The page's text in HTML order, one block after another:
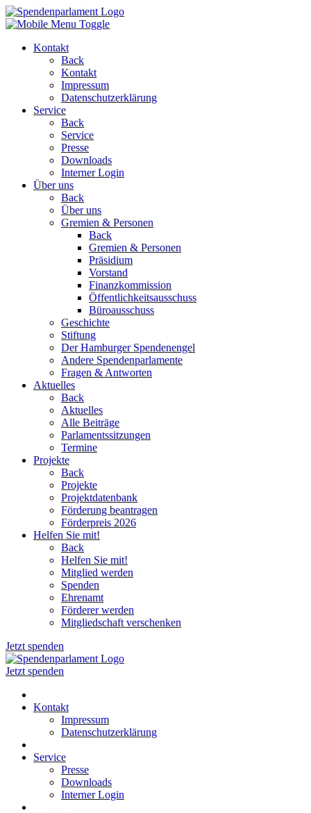
Kontakt
Back
Kontakt
Impressum
Datenschutzerklärung
Service
Back
Service
Presse
Downloads
Interner Login
Über uns
Back
Über uns
Gremien & Personen
Back
Gremien & Personen
Präsidium
Vorstand
Finanzkommission
Öffentlichkeitsausschuss
Büroausschuss
Geschichte
Stiftung
Der Hamburger Spendenengel
Andere Spendenparlamente
Fragen & Antworten
Aktuelles
Back
Aktuelles
Alle Beiträge
Parlamentssitzungen
Termine
Projekte
Back
Projekte
Projektdatenbank
Förderung beantragen
Förderpreis 2026
Helfen Sie mit!
Back
Helfen Sie mit!
Mitglied werden
Spenden
Ehrenamt
Förderer werden
Mitgliedschaft verschenken
Jetzt spenden
Jetzt spenden
Kontakt
Impressum
Datenschutzerklärung
Service
Presse
Downloads
Interner Login